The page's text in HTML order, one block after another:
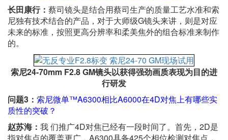
长田康行： 蔡司镜头是结合用蔡司生产的质量工艺水准和索
尼独有技术结合的产品，对于大师级G镜头来讲，则是对应
未来的标准，按照更高分辨率和柔美焦外的组合标准来制作
的。
索尼24-70mm F2.8 GM镜头以获得强劲画质表现为目的进
行研发
问题3： 索尼微单™A6300相比A6000在4D对焦上有哪些实
质性的突破？
赵苏海： 我 们推广4D对焦已经有一段时间了。首先，2D是